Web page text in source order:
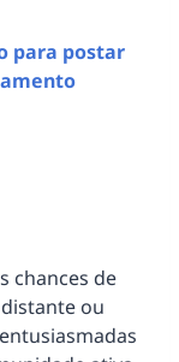
para postar
chances de
ou